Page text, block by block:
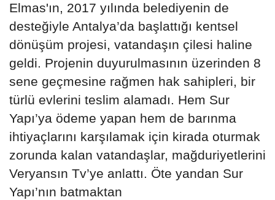
Elmas'ın, 2017 yılında belediyenin de
desteğiyle Antalya’da başlattığı kentsel
dönüşüm projesi, vatandaşın çilesi haline
geldi. Projenin duyurulmasının üzerinden 8
sene geçmesine rağmen hak sahipleri, bir
türlü evlerini teslim alamadı. Hem Sur
Yapı’ya ödeme yapan hem de barınma
ihtiyaçlarını karşılamak için kirada oturmak
zorunda kalan vatandaşlar, mağduriyetlerini
Veryansın Tv’ye anlattı. Öte yandan Sur
Yapı’nın batmaktan